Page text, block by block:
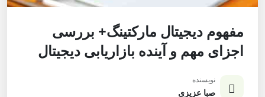
مفهوم دیجیتال مارکتینگ+ بررسی
اجزای مهم و آینده بازاریابی دیجیتال
نویسنده
صبا عزیزی